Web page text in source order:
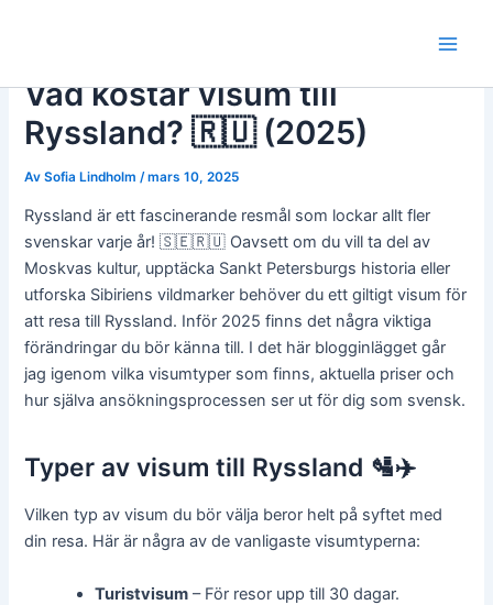
Vad kostar visum till
Ryssland? 🇷🇺 (2025)
Av Sofia Lindholm /mars 10, 2025
Ryssland är ett fascinerande resmål som lockar allt fler
svenskar varje år! 🇸🇪🇷🇺 Oavsett om du vill ta del av
Moskvas kultur, upptäcka Sankt Petersburgs historia eller
utforska Sibiriens vildmarker behöver du ett giltigt visum för
att resa till Ryssland. Inför 2025 finns det några viktiga
förändringar du bör känna till. I det här blogginlägget går
jag igenom vilka visumtyper som finns, aktuella priser och
hur själva ansökningsprocessen ser ut för dig som svensk.
Typer av visum till Ryssland 🛂✈️
Vilken typ av visum du bör välja beror helt på syftet med
din resa. Här är några av de vanligaste visumtyperna:
Turistvisum – För resor upp till 30 dagar.